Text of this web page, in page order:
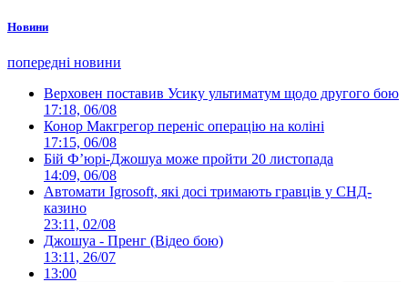
Новини
попередні новини
Верховен поставив Усику ультиматум щодо другого бою
17:18, 06/08
Конор Макгрегор переніс операцію на коліні
17:15, 06/08
Бій Ф’юрі-Джошуа може пройти 20 листопада
14:09, 06/08
Автомати Igrosoft, які досі тримають гравців у СНД-
казино
23:11, 02/08
Джошуа - Пренг (Відео бою)
13:11, 26/07
13:00